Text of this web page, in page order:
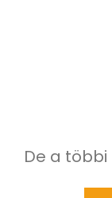
De a